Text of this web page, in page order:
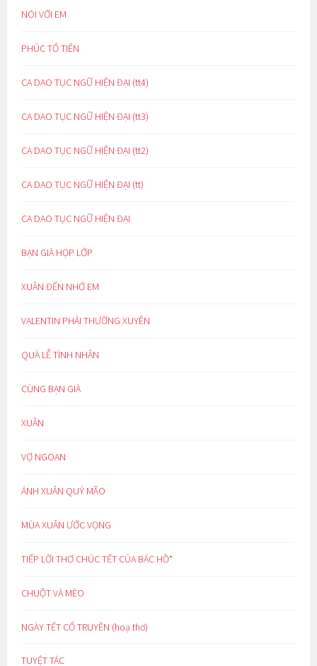
NÓI VỚI EM
PHÚC TỔ TIÊN
CA DAO TỤC NGỮ HIỆN ĐẠI (tt4)
CA DAO TỤC NGỮ HIỆN ĐẠI (tt3)
CA DAO TỤC NGỮ HIỆN ĐẠI (tt2)
CA DAO TỤC NGỮ HIỆN ĐẠI (tt)
CA DAO TỤC NGỮ HIỆN ĐẠI
BẠN GIÀ HỌP LỚP
XUÂN ĐẾN NHỚ EM
VALENTIN PHẢI THƯỜNG XUYÊN
QUÀ LỄ TÌNH NHÂN
CÙNG BẠN GIÀ
XUÂN
VỢ NGOAN
ÁNH XUÂN QUÝ MÃO
MÙA XUÂN ƯỚC VỌNG
TIẾP LỜI THƠ CHÚC TẾT CỦA BÁC HỒ*
CHUỘT VÀ MÈO
NGÀY TẾT CỔ TRUYỀN (hoạ thơ)
TUYỆT TÁC